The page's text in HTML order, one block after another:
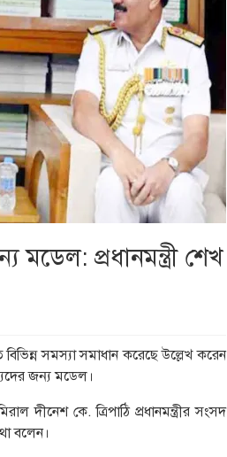
প্রধানমন্ত্রী শেখ
সমস্যা সমাধান করেছে উল্লেখ করেন
জন্য মডেল।
দীনেশ কে. ত্রিপাঠি প্রধানমন্ত্রীর সংসদ
বলেন।